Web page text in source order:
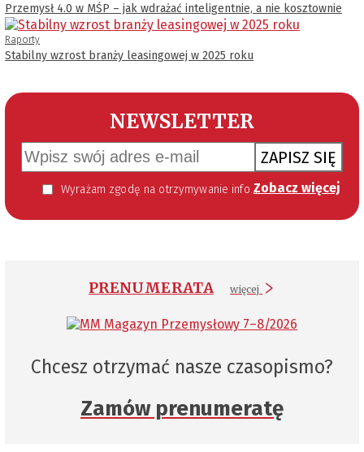
Przemysł 4.0 w MŚP – jak wdrażać inteligentnie, a nie kosztownie
Raporty
Stabilny wzrost branży leasingowej w 2025 roku
NEWSLETTER
ZAPISZ SIĘ
Wyrażam zgodę na otrzymywanie informacji handlowej kierowanej do mnie za pomocą środków komunikacji elektronicznej w szczególności poczty elektronicznej zgodnie z przepisem art. 10 ust 2 ustawy z dnia 18 lipca 2002 roku o świadczeniu usług drogą elektroniczną (Dz. U. 144 z 2002 r. poz. 1204). Zgoda jest dobrowolna, jednak jej wyrażenie jest konieczne, aby otrzymywać newsletter. Zobacz więcej
PRENUMERATA więcej
Chcesz otrzymać nasze czasopismo?
Zamów prenumeratę